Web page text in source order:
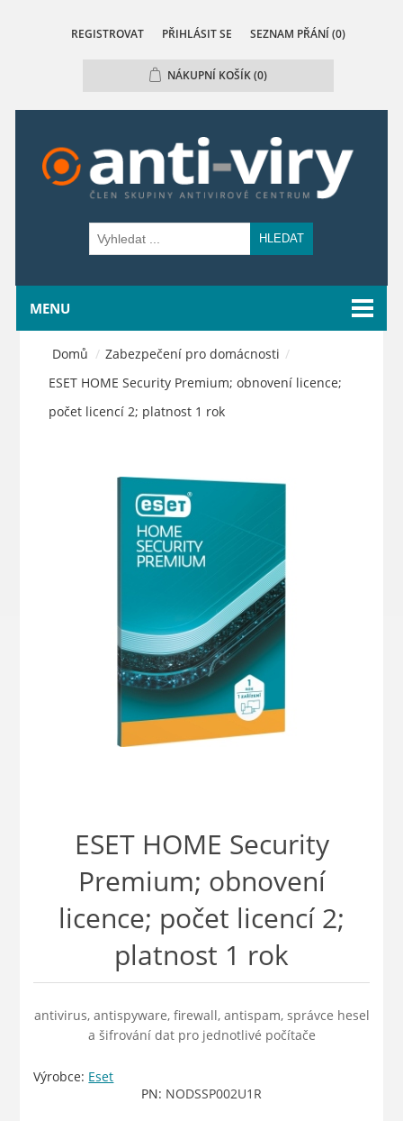
REGISTROVAT PŘIHLÁSIT SE SEZNAM PŘÁNÍ (0)
NÁKUPNÍ KOŠÍK(0)
HLEDAT
MENU
Domů / Zabezpečení pro domácnosti /
ESET HOME Security Premium; obnovení licence;
počet licencí 2; platnost 1 rok
ESET HOME Security
Premium; obnovení
licence; počet licencí 2;
platnost 1 rok
antivirus, antispyware, firewall, antispam, správce hesel
a šifrování dat pro jednotlivé počítače
Výrobce: Eset
PN: NODSSP002U1R